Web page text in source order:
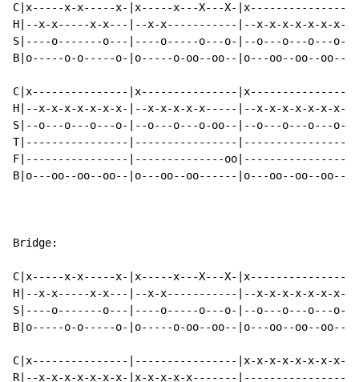
C|x-----x-x-----x-|x-----x---X---X-
H|--x-x-----x-x---|--x-x-----------|--x-x-x-x-x-x-x-
S|----o-------o---|----o-----o---o-|--o---o---o---o-|--
B|o-----o-o-----o-|o-----o-oo--oo--|o---oo--oo--oo--
C|x---------------|x---------------|x---------------
H|--x-x-x-x-x-x-x-|--x-x-x-x-x-----|--x-x-x-x-x-x-x-
S|--o---o---o---o-|--o---o---o-oo--|--o---o---o---
T|----------------|----------------|----------------
F|----------------|--------------oo|----------------
B|o---oo--oo--oo--|o---oo--oo------|o---oo--oo--oo--
Bridge:
C|x-----x-x-----x-|x-----x---X---X-
H|--x-x-----x-x---|--x-x-----------|--x-x-x-x-x-x-x-
S|----o-------o---|----o-----o---o-|--o---o---o---o-
B|o-----o-o-----o-|o-----o-oo--oo--|o---oo--oo--oo--
C|x---------------|----------------|x-x-x-x-x-x-x-x-
R|--x-x-x-x-x-x-x-|x-x-x-x-x-------